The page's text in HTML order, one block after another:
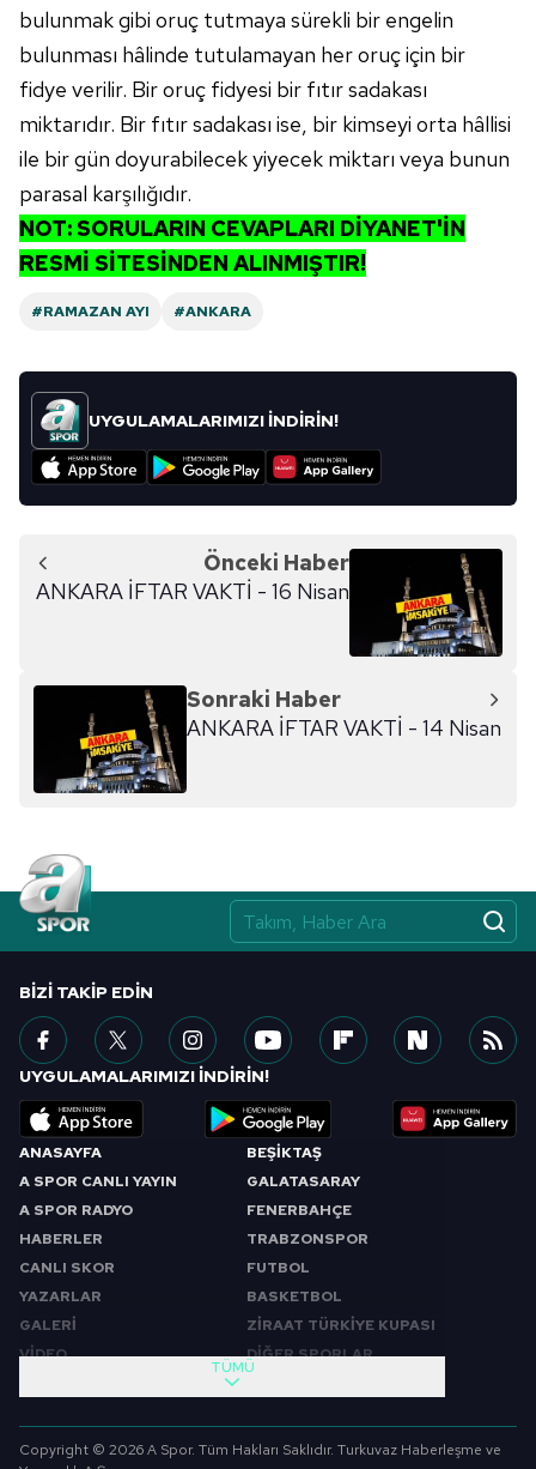
bulunmak gibi oruç tutmaya sürekli bir engelin
bulunması hâlinde tutulamayan her oruç için bir
fidye verilir. Bir oruç fidyesi bir fıtır sadakası
miktarıdır. Bir fıtır sadakası ise, bir kimseyi orta hâllisi
ile bir gün doyurabilecek yiyecek miktarı veya bunun
parasal karşılığıdır.
NOT: SORULARIN CEVAPLARI DİYANET'İN
RESMİ SİTESİNDEN ALINMIŞTIR!
#RAMAZAN AYI #ANKARA
UYGULAMALARIMIZI İNDİRİN!
Önceki Haber
ANKARA İFTAR VAKTİ - 16 Nisan
Sonraki Haber
ANKARA İFTAR VAKTİ - 14 Nisan
ANASAYFA
A SPOR CANLI YAYIN
A SPOR RADYO
HABERLER
CANLI SKOR
YAZARLAR
GALERİ
VİDEO
BEŞİKTAŞ
GALATASARAY
FENERBAHÇE
TRABZONSPOR
FUTBOL
BASKETBOL
ZİRAAT TÜRKİYE KUPASI
DİĞER SPORLAR
SABAH SPORU
FUTBOL
TÜMÜ
BIZI TAKIP EDIN
UYGULAMALARIMIZI İNDİRİN!
Copyright © 2026 A Spor. Tüm Hakları Saklıdır. Turkuvaz Haberleşme ve